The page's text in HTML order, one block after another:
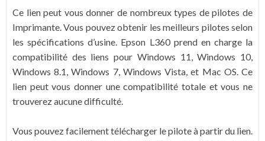
Ce lien peut vous donner de nombreux types de pilotes de
Imprimante. Vous pouvez obtenir les meilleurs pilotes selon
les spécifications d’usine. Epson L360 prend en charge la
compatibilité des liens pour Windows 11, Windows 10,
Windows 8.1, Windows 7, Windows Vista, et Mac OS. Ce
lien peut vous donner une compatibilité totale et vous ne
trouverez aucune difficulté.
Vous pouvez facilement télécharger le pilote à partir du lien.